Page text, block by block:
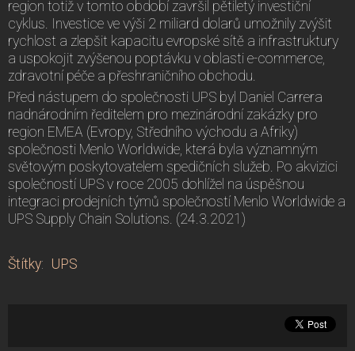
region totiž v tomto období završil pětiletý investiční
cyklus. Investice ve výši 2 miliard dolarů umožnily zvýšit
rychlost a zlepšit kapacitu evropské sítě a infrastruktury
a uspokojit zvýšenou poptávku v oblasti e-commerce,
zdravotní péče a přeshraničního obchodu.
Před nástupem do společnosti UPS byl Daniel Carrera
nadnárodním ředitelem pro mezinárodní zakázky pro
region EMEA (Evropy, Středního východu a Afriky)
společnosti Menlo Worldwide, která byla významným
světovým poskytovatelem spedičních služeb. Po akvizici
společností UPS v roce 2005 dohlížel na úspěšnou
integraci prodejních týmů společností Menlo Worldwide a
UPS Supply Chain Solutions. (24.3.2021)
Štítky: UPS